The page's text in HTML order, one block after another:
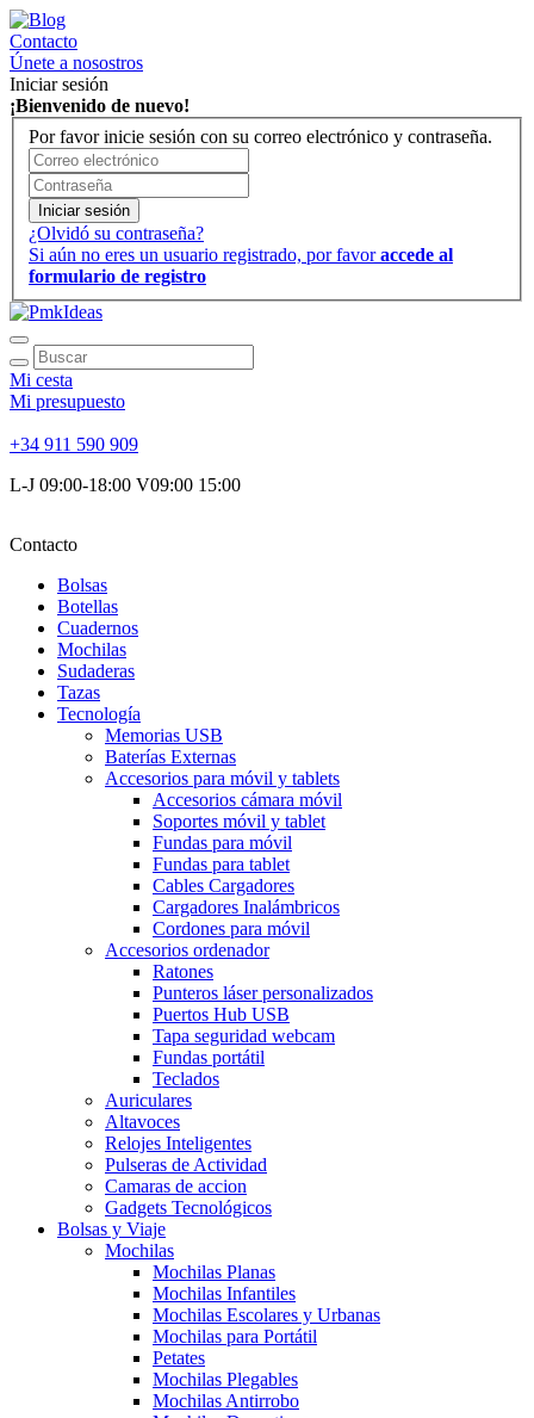
Contacto
Únete a nosostros
Iniciar sesión
¡Bienvenido de nuevo!
Por favor inicie sesión con su correo electrónico y contraseña.
Iniciar sesión
¿Olvidó su contraseña?
Si aún no eres un usuario registrado, por favoraccede al
formulario de registro
Mi cesta
Mi presupuesto
+34 911 590 909
L-J 09:00-18:00 V09:00 15:00
Contacto
Bolsas
Botellas
Cuadernos
Mochilas
Sudaderas
Tazas
Tecnología
Memorias USB
Baterías Externas
Accesorios para móvil y tablets
Accesorios cámara móvil
Soportes móvil y tablet
Fundas para móvil
Fundas para tablet
Cables Cargadores
Cargadores Inalámbricos
Cordones para móvil
Accesorios ordenador
Ratones
Punteros láser personalizados
Puertos Hub USB
Tapa seguridad webcam
Fundas portátil
Teclados
Auriculares
Altavoces
Relojes Inteligentes
Pulseras de Actividad
Camaras de accion
Gadgets Tecnológicos
Bolsas y Viaje
Mochilas
Mochilas Planas
Mochilas Infantiles
Mochilas Escolares y Urbanas
Mochilas para Portátil
Petates
Mochilas Plegables
Mochilas Antirrobo